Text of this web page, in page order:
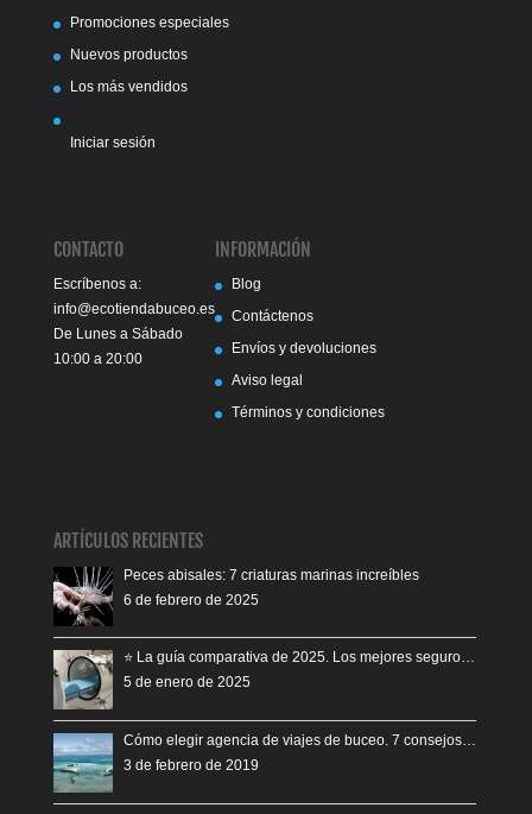
Promociones especiales
Nuevos productos
Los más vendidos
Iniciar sesión
CONTACTO
Escríbenos a:
info@ecotiendabuceo.es
De Lunes a Sábado
10:00 a 20:00
INFORMACIÓN
Blog
Contáctenos
Envíos y devoluciones
Aviso legal
Términos y condiciones
ARTÍCULOS RECIENTES
Peces abisales: 7 criaturas marinas increíbles
6 de febrero de 2025
⭐️ La guía comparativa de 2025. Los mejores seguro…
5 de enero de 2025
Cómo elegir agencia de viajes de buceo. 7 consejos…
3 de febrero de 2019